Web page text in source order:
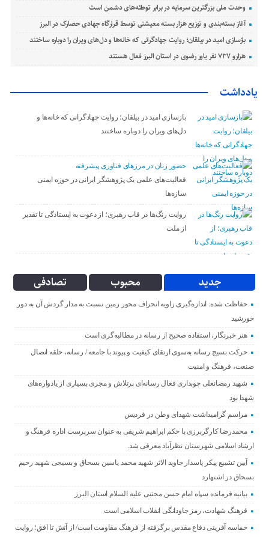
وحدت ملی بزرگترین سرمایه در برابر توطئه‌های دشمن است
آغاز بسته‌بندی و توزیع هزار بسته معیشتی توسط قرارگاه جهادی حصارک در البرز
بازسازی امید در بیلقان؛ روایت جهادگرانی که خانه‌ها و دل‌های ویران را دوباره ساختند
هزارو ۷۳۷ نفر یاور رضوی در استان البرز فعال هستند
یادداشت
بازسازی امید در بیلقان؛ روایت جهادگرانی که خانه‌ها و
دل‌های ویران را دوباره ساختند
حضور زنان در مرزهای فناوری پیشرفته
فعالیت‌های علمی یک پژوهشگر ایرانی در حوزه ایمنی
سازه‌ها
روایت رنگ‌ها در قاب رهبری؛ از دعوت به ایستادگی تا تقدیر
از ملت
جدید محبوب تصادفی
حفاظت شده: اندازه‌گیری زاویه انحراف محور زمین نسبت به مدار گردش آن به دور
خورشید
هنر خبرنگار، استفاده صحیح از رسانه در مطالبه‌گری است
حرکت بسیج رسانه به‌سوی ارتقای کیفیت و پیوند با جامعه / رسانه، حلقه اتصال
صنعت، فرهنگ و امنیت
شهید رمضانعلی چوبداری فعال رسانه‌ای پرتلاش و مجری بسیاری از یادواره‌های
شهدا بود
مراسم گرامیداشت شهدای وطن در فردیس
محمدرضا کارگربرزی با حکم ابراهیم شریفی به عنوان سرپرست اداره فرهنگ و
ارشاد اسلامی شهرستان نظرآباد معرفی شد.
آیین تشییع پیکر پاسدار جاوید الاثر شهید محمد یاسین بسحاق و بسیجی شهید رحیم
بسحاق در اشتهارد
بیانیه فرمانده سپاه امام حسن مجتبی علیه السلام استان البرز
فرهنگ شهادت، رمز جاودانگی انقلاب اسلامی است
حماسه آفرینی دفاع مقدس برگرفته از فرهنگ مقاومت است/ از آتش تا افق؛ روایت